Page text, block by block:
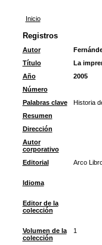
Inicio
Registros
Autor
Título
La
Año
2005
Número
Palabras clave
Historia
Resumen
Dirección
Autor
corporativo
Editorial
Arco
Idioma
Editor de la
colección
Volumen de la
colección
1